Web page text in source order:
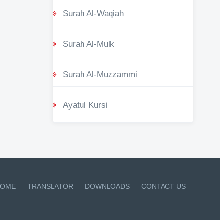
Surah Al-Waqiah
Surah Al-Mulk
Surah Al-Muzzammil
Ayatul Kursi
TRANSLATOR DOWNLOADS CONTACT US